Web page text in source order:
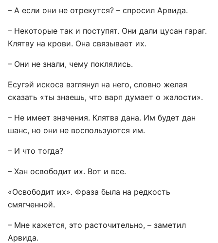
– А если они не отрекутся? – спросил Арвида.
– Некоторые так и поступят. Они дали цусан гараг.
Клятву на крови. Она связывает их.
– Они не знали, чему поклялись.
Есугэй искоса взглянул на него, словно желая
сказать «ты знаешь, что варп думает о жалости».
– Не имеет значения. Клятва дана. Им будет дан
шанс, но они не воспользуются им.
– И что тогда?
– Хан освободит их. Вот и все.
«Освободит их». Фраза была на редкость
смягченной.
– Мне кажется, это расточительно, – заметил
Арвида.